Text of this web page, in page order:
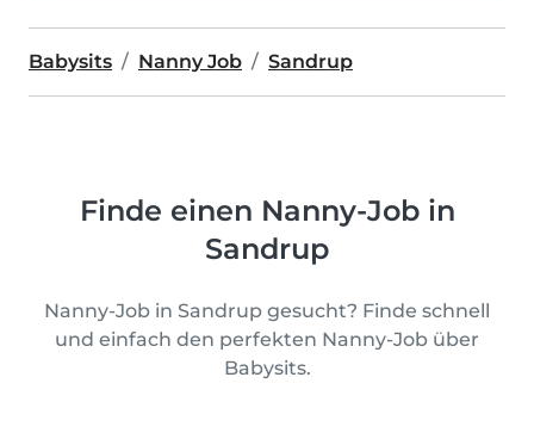
Babysits Nanny Job Sandrup
Finde einen Nanny-Job in
Sandrup
Nanny-Job in Sandrup gesucht? Finde schnell
und einfach den perfekten Nanny-Job über
Babysits.